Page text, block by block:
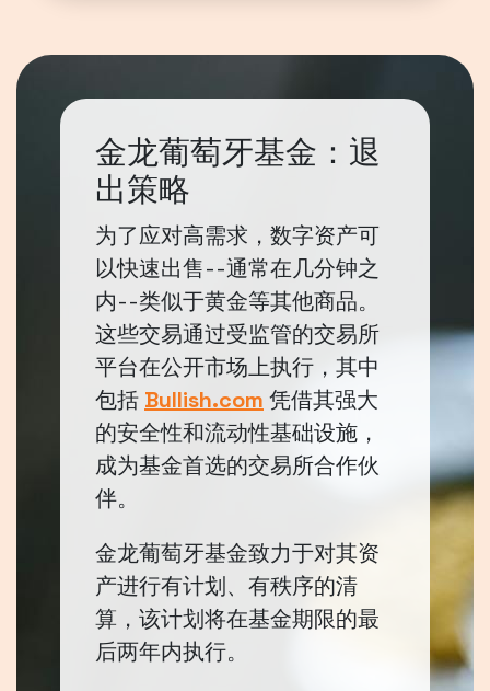
金龙葡萄牙基金：退
出策略
为了应对高需求，数字资产可
以快速出售--通常在几分钟之
内--类似于黄金等其他商品。
这些交易通过受监管的交易所
平台在公开市场上执行，其中
包括 Bullish.com 凭借其强大
的安全性和流动性基础设施，
成为基金首选的交易所合作伙
伴。
金龙葡萄牙基金致力于对其资
产进行有计划、有秩序的清
算，该计划将在基金期限的最
后两年内执行。